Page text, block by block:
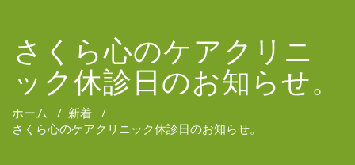
さくら心のケアクリニ
ック休診日のお知らせ。
ホーム / 新着 /
さくら心のケアクリニック休診日のお知らせ。